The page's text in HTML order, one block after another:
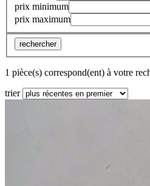
prix minimum
prix maximum
rechercher
1 pièce(s) correspond(ent) à votre
trier